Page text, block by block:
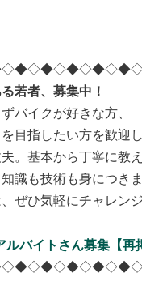
若者、募集中！
バイクが好きな方、
目指したい方を歓迎し
。基本から丁寧に教え
識も技術も身につきま
ぜひ気軽にチャレンジ
ルバイトさん募集【再